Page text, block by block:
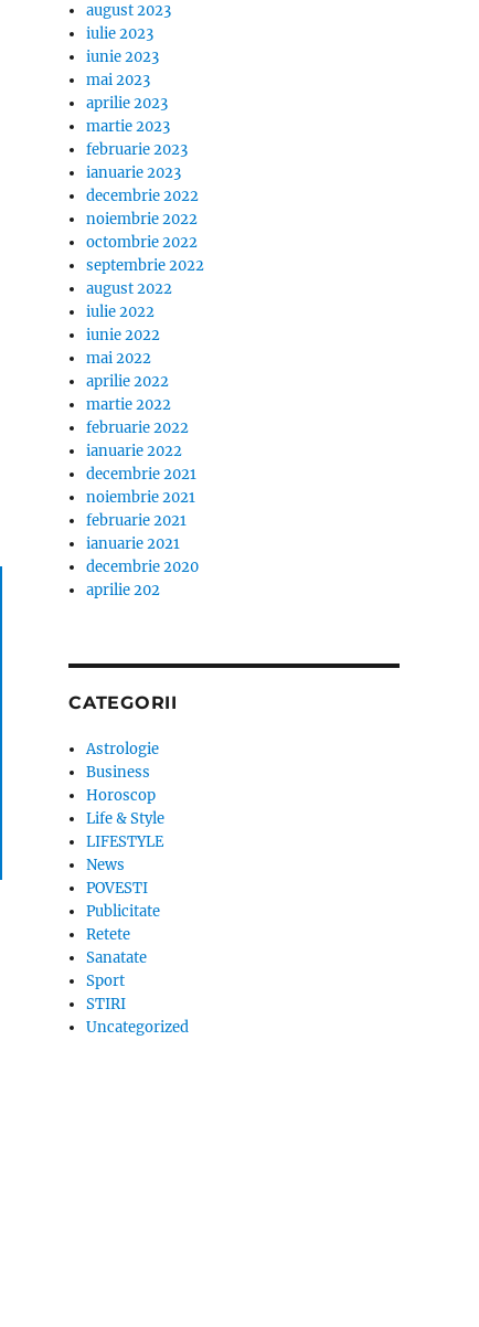
august 2023
iulie 2023
iunie 2023
mai 2023
aprilie 2023
martie 2023
februarie 2023
ianuarie 2023
decembrie 2022
noiembrie 2022
octombrie 2022
septembrie 2022
august 2022
iulie 2022
iunie 2022
mai 2022
aprilie 2022
martie 2022
februarie 2022
ianuarie 2022
decembrie 2021
noiembrie 2021
februarie 2021
ianuarie 2021
decembrie 2020
aprilie 202
CATEGORII
Astrologie
Business
Horoscop
Life & Style
LIFESTYLE
News
POVESTI
Publicitate
Retete
Sanatate
Sport
STIRI
Uncategorized